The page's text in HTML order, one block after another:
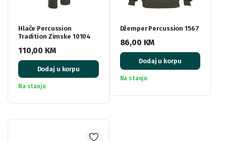
Hlače Percussion
Tradition Zimske 10104
110,00 KM
Dodaj u korpu
Na stanju
Džemper Percussion 1567
86,00 KM
Dodaj u korpu
Na stanju